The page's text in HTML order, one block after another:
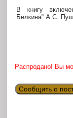
В книгу
Белкина" А.С.
Распродано! Вы
Сообщить о